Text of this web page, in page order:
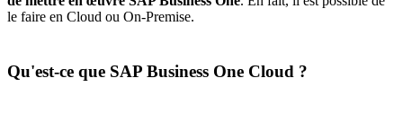
le faire en Cloud ou On-Premise.
Qu'est-ce que SAP Business One Cloud ?